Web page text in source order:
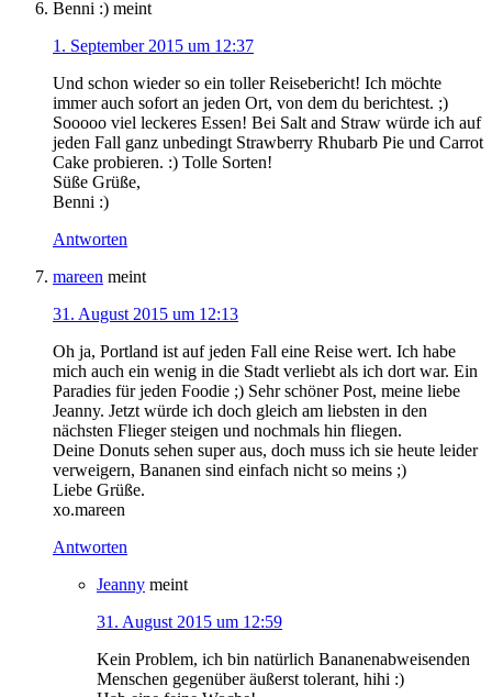
Benni :) meint
1. September 2015 um 12:37
Und schon wieder so ein toller Reisebericht! Ich möchte
immer auch sofort an jeden Ort, von dem du berichtest. ;)
Sooooo viel leckeres Essen! Bei Salt and Straw würde ich auf
jeden Fall ganz unbedingt Strawberry Rhubarb Pie und Carrot
Cake probieren. :) Tolle Sorten!
Süße Grüße,
Benni :)
Antworten
mareen meint
31. August 2015 um 12:13
Oh ja, Portland ist auf jeden Fall eine Reise wert. Ich habe
mich auch ein wenig in die Stadt verliebt als ich dort war. Ein
Paradies für jeden Foodie ;) Sehr schöner Post, meine liebe
Jeanny. Jetzt würde ich doch gleich am liebsten in den
nächsten Flieger steigen und nochmals hin fliegen.
Deine Donuts sehen super aus, doch muss ich sie heute leider
verweigern, Bananen sind einfach nicht so meins ;)
Liebe Grüße.
xo.mareen
Antworten
Jeanny meint
31. August 2015 um 12:59
Kein Problem, ich bin natürlich Bananenabweisenden
Menschen gegenüber äußerst tolerant, hihi :)